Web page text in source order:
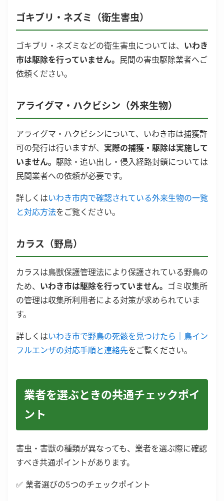
ゴキブリ・ネズミ（衛生害虫）
ゴキブリ・ネズミなどの衛生害虫については、 いわき
市は駆除を行っていません。 民間の害虫駆除業者へご
依頼ください。
アライグマ・ハクビシン（外来生物）
アライグマ・ハクビシンについて、いわき市は捕獲許
可の発行は行いますが、 実際の捕獲・駆除は実施して
いません。 駆除・追い出し・侵入経路封鎖については
民間業者への依頼が必要です。
詳しくはいわき市内で確認されている外来生物の一覧
と対応方法をご覧ください。
カラス（野鳥）
カラスは鳥獣保護管理法により保護されている野鳥の
ため、 いわき市は駆除を行っていません。 ゴミ収集所
の管理は収集所利用者による対策が求められていま
す。
詳しくはいわき市で野鳥の死骸を見つけたら｜鳥イン
フルエンザの対応手順と連絡先をご覧ください。
業者を選ぶときの共通チェックポイ
ント
害虫・害獣の種類が異なっても、業者を選ぶ際に確認
すべき共通ポイントがあります。
✅ 業者選びの5つのチェックポイント